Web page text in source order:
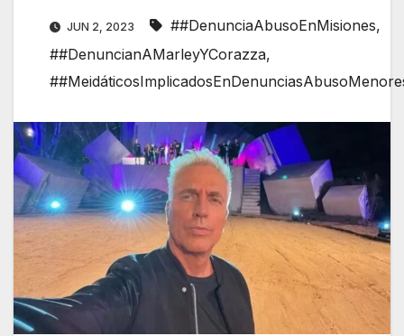
JUN 2, 2023 ##DenunciaAbusoEnMisiones,
##DenuncianAMarleyYCorazza,